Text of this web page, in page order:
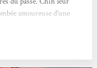
amoureuse d’une
griffes de ces trois
l’univers...